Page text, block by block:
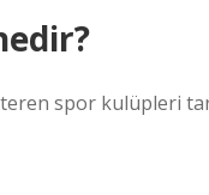
spor kulüpleri